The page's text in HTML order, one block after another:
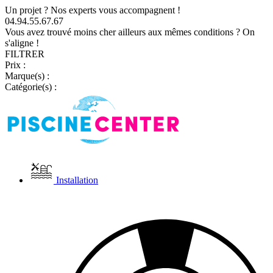
Un projet ? Nos experts vous accompagnent !
04.94.55.67.67
Vous avez trouvé moins cher ailleurs aux mêmes conditions ? On
s'aligne !
FILTRER
Prix :
Marque(s) :
Catégorie(s) :
Installation